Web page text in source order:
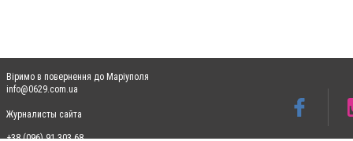
Віримо в повернення до Маріуполя
info@0629.com.ua
Журналисты сайта
+38 (096) 91 303 68